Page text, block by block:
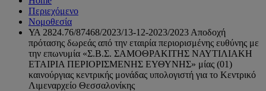
Περιεχόμενο
Νομοθεσία
ΥΑ 2824.76/87468/2023/13-12-2023/2023 Αποδοχή
πρότασης δωρεάς από την εταιρία περιορισμένης ευθύνης με
την επωνυμία «Σ.Β.Σ. ΣΑΜΟΘΡΑΚΙΤΗΣ ΝΑΥΤΙΛΙΑΚΗ
ΕΤΑΙΡΙΑ ΠΕΡΙΟΡΙΣΜΕΝΗΣ ΕΥΘΥΝΗΣ» μίας (01)
καινούργιας κεντρικής μονάδας υπολογιστή για το Κεντρικό
Λιμεναρχείο Θεσσαλονίκης